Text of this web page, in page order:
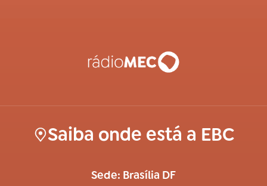
Saiba onde está a EBC
Sede: Brasília DF